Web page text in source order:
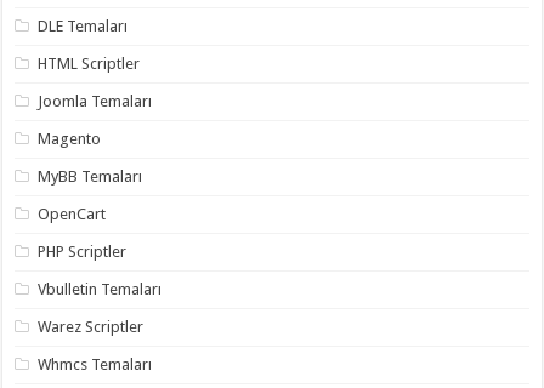
taşımacılık,
gaziantep
organizasyon
gaziantep
organizasyon,
gaziantep
organizasyon
gaziantep
gaziantep
gaziantep
gaziantep
twitter
hilesi ,
takipçi
DLE Temaları
HTML Scriptler
Joomla Temaları
Magento
MyBB Temaları
OpenCart
PHP Scriptler
Vbulletin Temaları
Warez Scriptler
Whmcs Temaları